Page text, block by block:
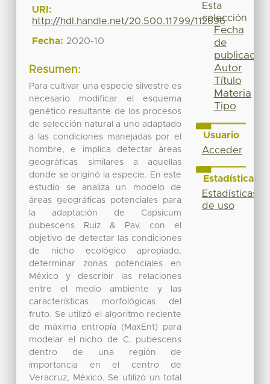
URI:
http://hdl.handle.net/20.500.11799/112696
Fecha: 2020-10
Resumen:
Para cultivar una especie silvestre es
necesario modificar el esquema
genético resultante de los procesos
de selección natural a uno adaptado
a las condiciones manejadas por el
hombre, e implica detectar áreas
geográficas similares a aquellas
donde se originó la especie. En este
estudio se analiza un modelo de
áreas geográficas potenciales para
la adaptación de Capsicum
pubescens Ruiz & Pav. con el
objetivo de detectar las condiciones
de nicho ecológico apropiado,
determinar zonas potenciales en
México y describir las relaciones
entre el medio ambiente y las
características morfológicas del
fruto. Se utilizó el algoritmo reciente
de máxima entropía (MaxEnt) para
modelar el nicho de C. pubescens
dentro de una región de
importancia en el centro de
Veracruz, México. Se utilizó un total
Esta
colección
Fecha
de
publicación
Autor
Título
Materia
Tipo
Usuario
Acceder
Estadísticas
Estadísticas
de uso